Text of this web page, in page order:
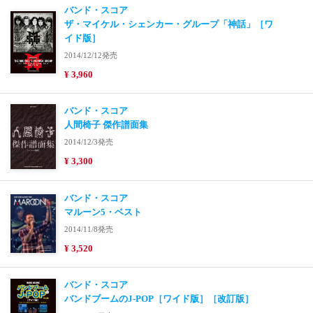
バンド・スコア
ザ・マイケル・シェンカー・グループ「神話」［ワ
イド版］
2014/12/12発売
¥ 3,960
バンド・スコア
人間椅子 傑作譜面集
2014/12/3発売
¥ 3,300
バンド・スコア
マルーン5・ベスト
2014/11/8発売
¥ 3,520
バンド・スコア
バンドブームのJ-POP［ワイド版］［改訂版］